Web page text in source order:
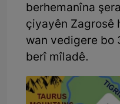
berhemanîna
çiyayên Zagrosê
wan vedigere bo
berî mîladê.